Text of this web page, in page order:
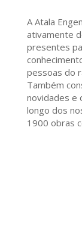
A Atala
ativamente
presentes
pessoas do
Também
novidades e
longo dos
1900 obras